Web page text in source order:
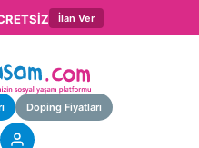
İlan Ver
Doping Fiyatları